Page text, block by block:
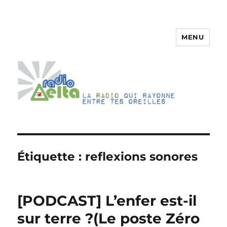
MENU
Étiquette : reflexions sonores
[PODCAST] L’enfer est-il
sur terre ?(Le poste Zéro